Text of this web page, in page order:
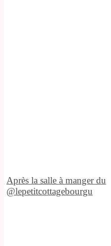
Après la salle à manger du
@lepetitcottagebourgu